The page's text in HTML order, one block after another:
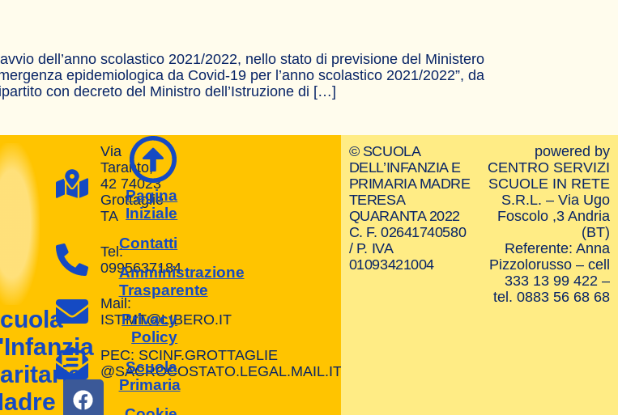
dell’anno scolastico 2021/2022, nello stato di previsione del Ministero
epidemiologica da Covid-19 per l’anno scolastico 2021/2022”, da
con decreto del Ministro dell’Istruzione di […]
Via
Taranto,
42 74023
Grottaglie
TA
Tel:
0995637184
Mail:
IST.MT@LIBERO.IT
PEC: SCINF.GROTTAGLIE
@SACROCOSTATO.LEGAL.MAIL.IT
Pagina
Iniziale
Contatti
Amministrazione
Trasparente
Privacy
Policy
Scuola
Primaria
© SCUOLA
DELL’INFANZIA E
PRIMARIA MADRE
TERESA
QUARANTA 2022
C. F. 02641740580
/ P. IVA
01093421004
powered by
CENTRO SERVIZI
SCUOLE IN RETE
S.R.L. – Via Ugo
Foscolo ,3 Andria
(BT)
Referente: Anna
Pizzolorusso – cell
333 13 99 422 –
tel. 0883 56 68 68